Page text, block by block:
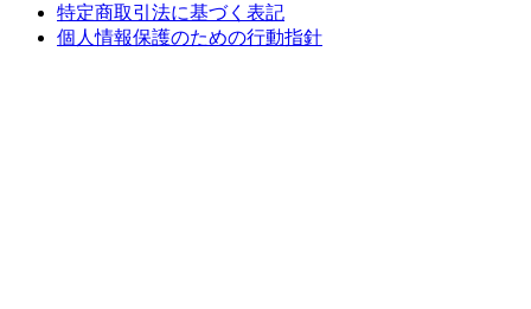
特定商取引法に基づく表記
個人情報保護のための行動指針